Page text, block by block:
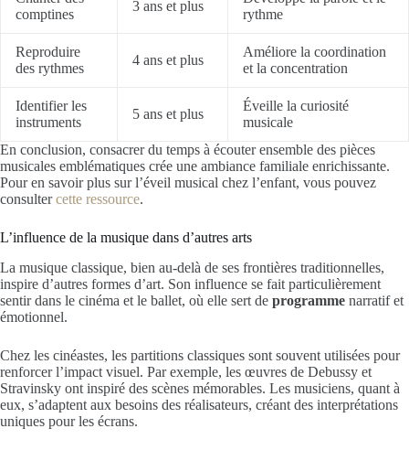
comptines
3 ans et plus
rythme
Reproduire
des rythmes
4 ans et plus
Améliore la coordination
et la concentration
Identifier les
instruments
5 ans et plus
Éveille la curiosité
musicale
En conclusion, consacrer du temps à écouter ensemble des pièces
musicales emblématiques crée une ambiance familiale enrichissante.
Pour en savoir plus sur l’éveil musical chez l’enfant, vous pouvez
consultercette ressource.
L’influence de la musique dans d’autres arts
La musique classique, bien au-delà de ses frontières traditionnelles,
inspire d’autres formes d’art. Son influence se fait particulièrement
sentir dans le cinéma et le ballet, où elle sert de programme narratif et
émotionnel.
Chez les cinéastes, les partitions classiques sont souvent utilisées pour
renforcer l’impact visuel. Par exemple, les œuvres de Debussy et
Stravinsky ont inspiré des scènes mémorables. Les musiciens, quant à
eux, s’adaptent aux besoins des réalisateurs, créant des interprétations
uniques pour les écrans.